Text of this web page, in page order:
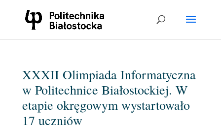
XXXII Olimpiada Informatyczna
w Politechnice Białostockiej. W
etapie okręgowym wystartowało
17 uczniów